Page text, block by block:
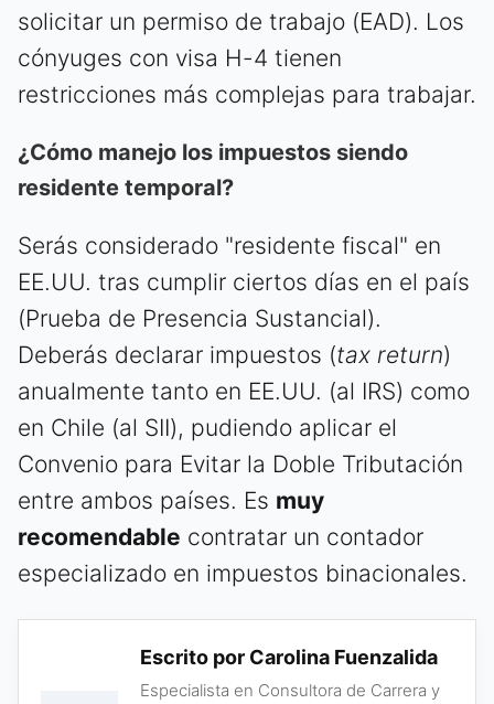
solicitar un permiso de trabajo (EAD). Los
cónyuges con visa H-4 tienen
restricciones más complejas para trabajar.
¿Cómo manejo los impuestos siendo
residente temporal?
Serás considerado "residente fiscal" en
EE.UU. tras cumplir ciertos días en el país
(Prueba de Presencia Sustancial).
Deberás declarar impuestos (tax return)
anualmente tanto en EE.UU. (al IRS) como
en Chile (al SII), pudiendo aplicar el
Convenio para Evitar la Doble Tributación
entre ambos países. Es muy
recomendable contratar un contador
especializado en impuestos binacionales.
Escrito por Carolina Fuenzalida
Especialista en Consultora de Carrera y